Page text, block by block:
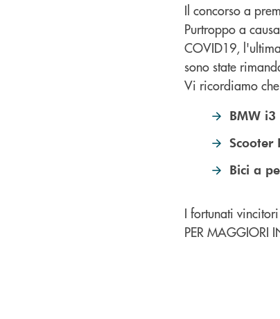
Il concorso a
Purtroppo a
COVID19,
sono state
Vi ricordiamo
BMW
Scooter
Bici a
I fortunati
PER MAGGIORI